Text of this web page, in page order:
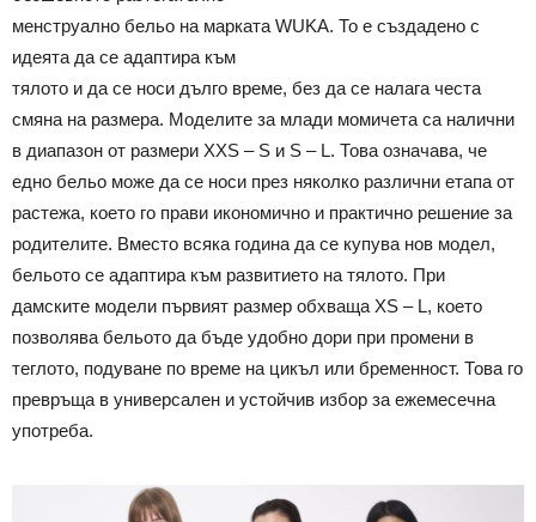
менструално бельо на марката WUKA. То е създадено с
идеята да се адаптира към
тялото и да се носи дълго време, без да се налага честа
смяна на размера. Моделите за млади момичета са налични
в диапазон от размери XXS – S и S – L. Това означава, че
едно бельо може да се носи през няколко различни етапа от
растежа, което го прави икономично и практично решение за
родителите. Вместо всяка година да се купува нов модел,
бельото се адаптира към развитието на тялото. При
дамските модели първият размер обхваща XS – L, което
позволява бельото да бъде удобно дори при промени в
теглото, подуване по време на цикъл или бременност. Това го
превръща в универсален и устойчив избор за ежемесечна
употреба.